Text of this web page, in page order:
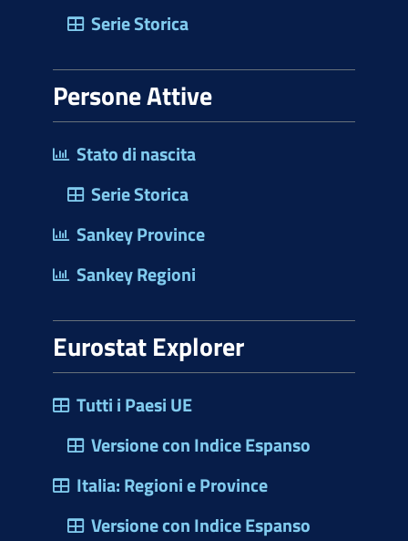
Serie Storica
Persone Attive
Stato di nascita
Serie Storica
Sankey Province
Sankey Regioni
Eurostat Explorer
Tutti i Paesi UE
Versione con Indice Espanso
Italia: Regioni e Province
Versione con Indice Espanso